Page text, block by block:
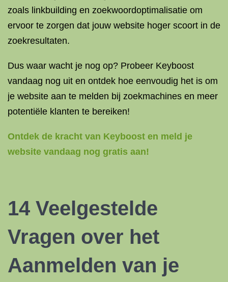
zoals linkbuilding en zoekwoordoptimalisatie om
ervoor te zorgen dat jouw website hoger scoort in de
zoekresultaten.
Dus waar wacht je nog op? Probeer Keyboost
vandaag nog uit en ontdek hoe eenvoudig het is om
je website aan te melden bij zoekmachines en meer
potentiële klanten te bereiken!
Ontdek de kracht van Keyboost en meld je
website vandaag nog gratis aan!
14 Veelgestelde
Vragen over het
Aanmelden van je